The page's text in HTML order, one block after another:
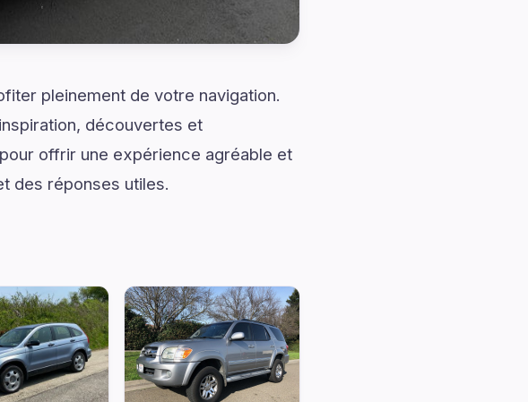
pleinement de votre navigation.
découvertes et
offrir une expérience agréable et
des réponses utiles.